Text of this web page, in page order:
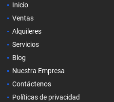
Inicio
Ventas
Alquileres
Servicios
Blog
Nuestra Empresa
Contáctenos
Políticas de privacidad